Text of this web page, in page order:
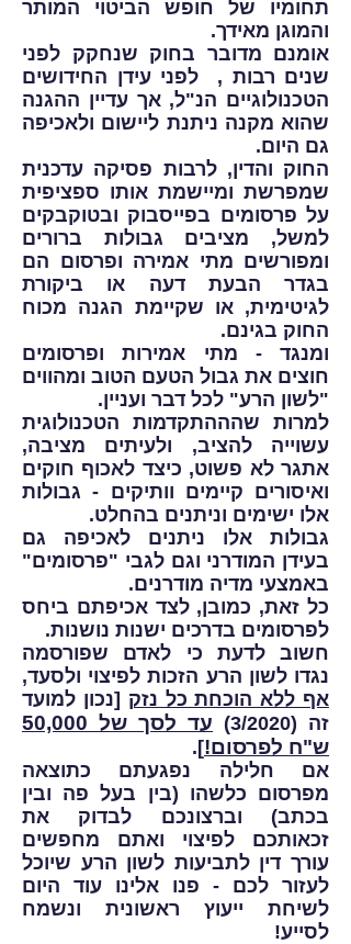
תחומיו של חופש הביטוי המותר
והמוגן מאידך.
אומנם מדובר בחוק שנחקק לפני
שנים רבות , לפני עידן החידושים
הטכנולוגיים הנ"ל, אך עדיין ההגנה
שהוא מקנה ניתנת ליישום ולאכיפה
גם היום.
החוק והדין, לרבות פסיקה עדכנית
שמפרשת ומיישמת אותו ספציפית
על פרסומים בפייסבוק ובטוקבקים
למשל, מציבים גבולות ברורים
ומפורשים מתי אמירה ופרסום הם
בגדר הבעת דעה או ביקורת
לגיטימית, או שקיימת הגנה מכוח
החוק בגינם.
ומנגד - מתי אמירות ופרסומים
חוצים את גבול הטעם הטוב ומהווים
"לשון הרע" לכל דבר ועניין.
למרות שהההתקדמות הטכנולוגית
עשוייה להציב, ולעיתים מציבה,
אתגר לא פשוט, כיצד לאכוף חוקים
ואיסורים קיימים וותיקים - גבולות
אלו ישימים וניתנים בהחלט.
גבולות אלו ניתנים לאכיפה גם
בעידן המודרני וגם לגבי "פרסומים"
באמצעי מדיה מודרנים.
כל זאת, כמובן, לצד אכיפתם ביחס
לפרסומים בדרכים ישנות נושנות.
חשוב לדעת כי לאדם שפורסמה
נגדו לשון הרע הזכות לפיצוי ולסעד,
אף ללא הוכחת כל נזק [נכון למועד
זה (3/2020)
עד לסך של 50,000
ש"ח לפרסום!].
אם חלילה נפגעתם כתוצאה
מפרסום כלשהו (בין בעל פה ובין
בכתב) וברצונכם לבדוק את
זכאותכם לפיצוי ואתם מחפשים
עורך דין לתביעות לשון הרע שיוכל
לעזור לכם - פנו אלינו עוד היום
לשיחת ייעוץ ראשונית ונשמח
לסייע!